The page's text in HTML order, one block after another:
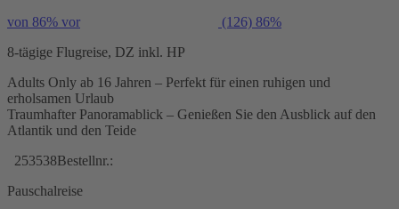
von 86% vor (126) 86%
8-tägige Flugreise, DZ inkl. HP
Adults Only ab 16 Jahren – Perfekt für einen ruhigen und
erholsamen Urlaub
Traumhafter Panoramablick – Genießen Sie den Ausblick auf den
Atlantik und den Teide
253538Bestellnr.:
Pauschalreise